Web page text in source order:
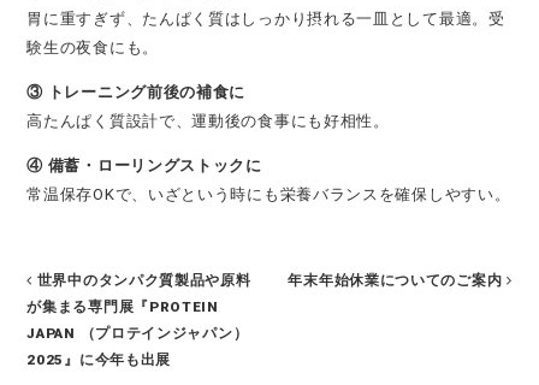
胃に重すぎず、たんぱく質はしっかり摂れる一皿として最適。受
験生の夜食にも。
③ トレーニング前後の補食に
高たんぱく質設計で、運動後の食事にも好相性。
④ 備蓄・ローリングストックに
常温保存OKで、いざという時にも栄養バランスを確保しやすい。
世界中のタンパク質製品や原料
が集まる専門展『PROTEIN
JAPAN （プロテインジャパン）
2025』に今年も出展
年末年始休業についてのご案内